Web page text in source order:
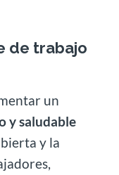
de trabajo
un
y saludable
y la